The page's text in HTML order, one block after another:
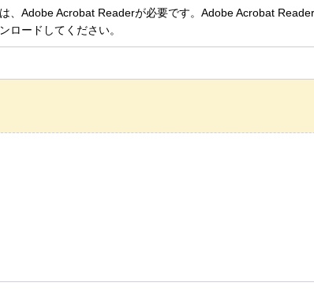
、Adobe Acrobat Readerが必要です。Adobe Acrobat
ロードしてください。